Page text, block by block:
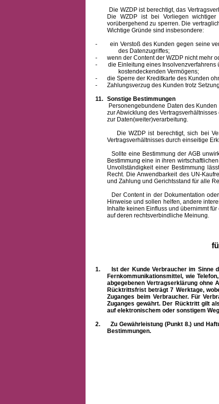
Die WZDP ist berechtigt, das
Die WZDP ist bei Vorliegen
vorübergehend zu sperren. Die
Wichtige Gründe sind insbesondere:
-
ein Verstoß des Kunden gegen seine
des Datenzugriffes;
-
wenn der Content der WZDP nicht mehr
-
die Einleitung eines
kostendeckenden Vermögens;
-
die Sperre der Kreditkarte des Kunden
-
Zahlungsverzug des Kunden trotz
11. Sonstige Bestimmungen
Personengebundene Daten des Kunden
zur Abwicklung des
zur Daten(weiter)verarbeitung.
Die WZDP ist berechtigt, sich bei
Vertragsverhältnisses durch einseitige
Sollte eine Bestimmung der AGB
Bestimmung eine in ihren
Unvollständigkeit einer Bestimmung
Recht. Die Anwendbarkeit des UN-
und Zahlung und Gerichtsstand für alle
Der Content in der Dokumentation oder
Hinweise und sollen helfen, andere
Inhalte keinen Einfluss und übernimmt
auf deren rechtsverbindliche Meinung.
1.
Ist der Kunde Verbraucher im Sinne
Fernkommunikationsmittel, wie
abgegebenen Vertragserklärung ohne
Rücktrittsfrist beträgt 7 Werktage,
Zuganges beim Verbraucher. Für
Zuganges gewährt. Der Rücktritt gilt
auf elektronischem oder sonstigem
2.
Zu Gewährleistung (Punkt 8.) und
Bestimmungen.